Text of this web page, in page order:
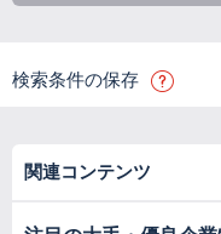
検索条件の保存
関連コンテンツ